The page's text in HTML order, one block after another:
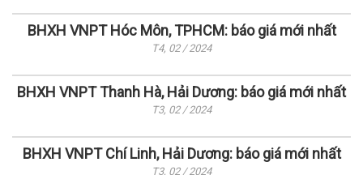
BHXH VNPT Hóc Môn, TPHCM: báo giá mới nhất
T4, 02 / 2024
BHXH VNPT Thanh Hà, Hải Dương: báo giá mới nhất
T3, 02 / 2024
BHXH VNPT Chí Linh, Hải Dương: báo giá mới nhất
T3, 02 / 2024